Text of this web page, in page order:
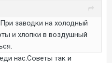
заводки на холодный
и хлопки в воздушный
нас.Советы так и